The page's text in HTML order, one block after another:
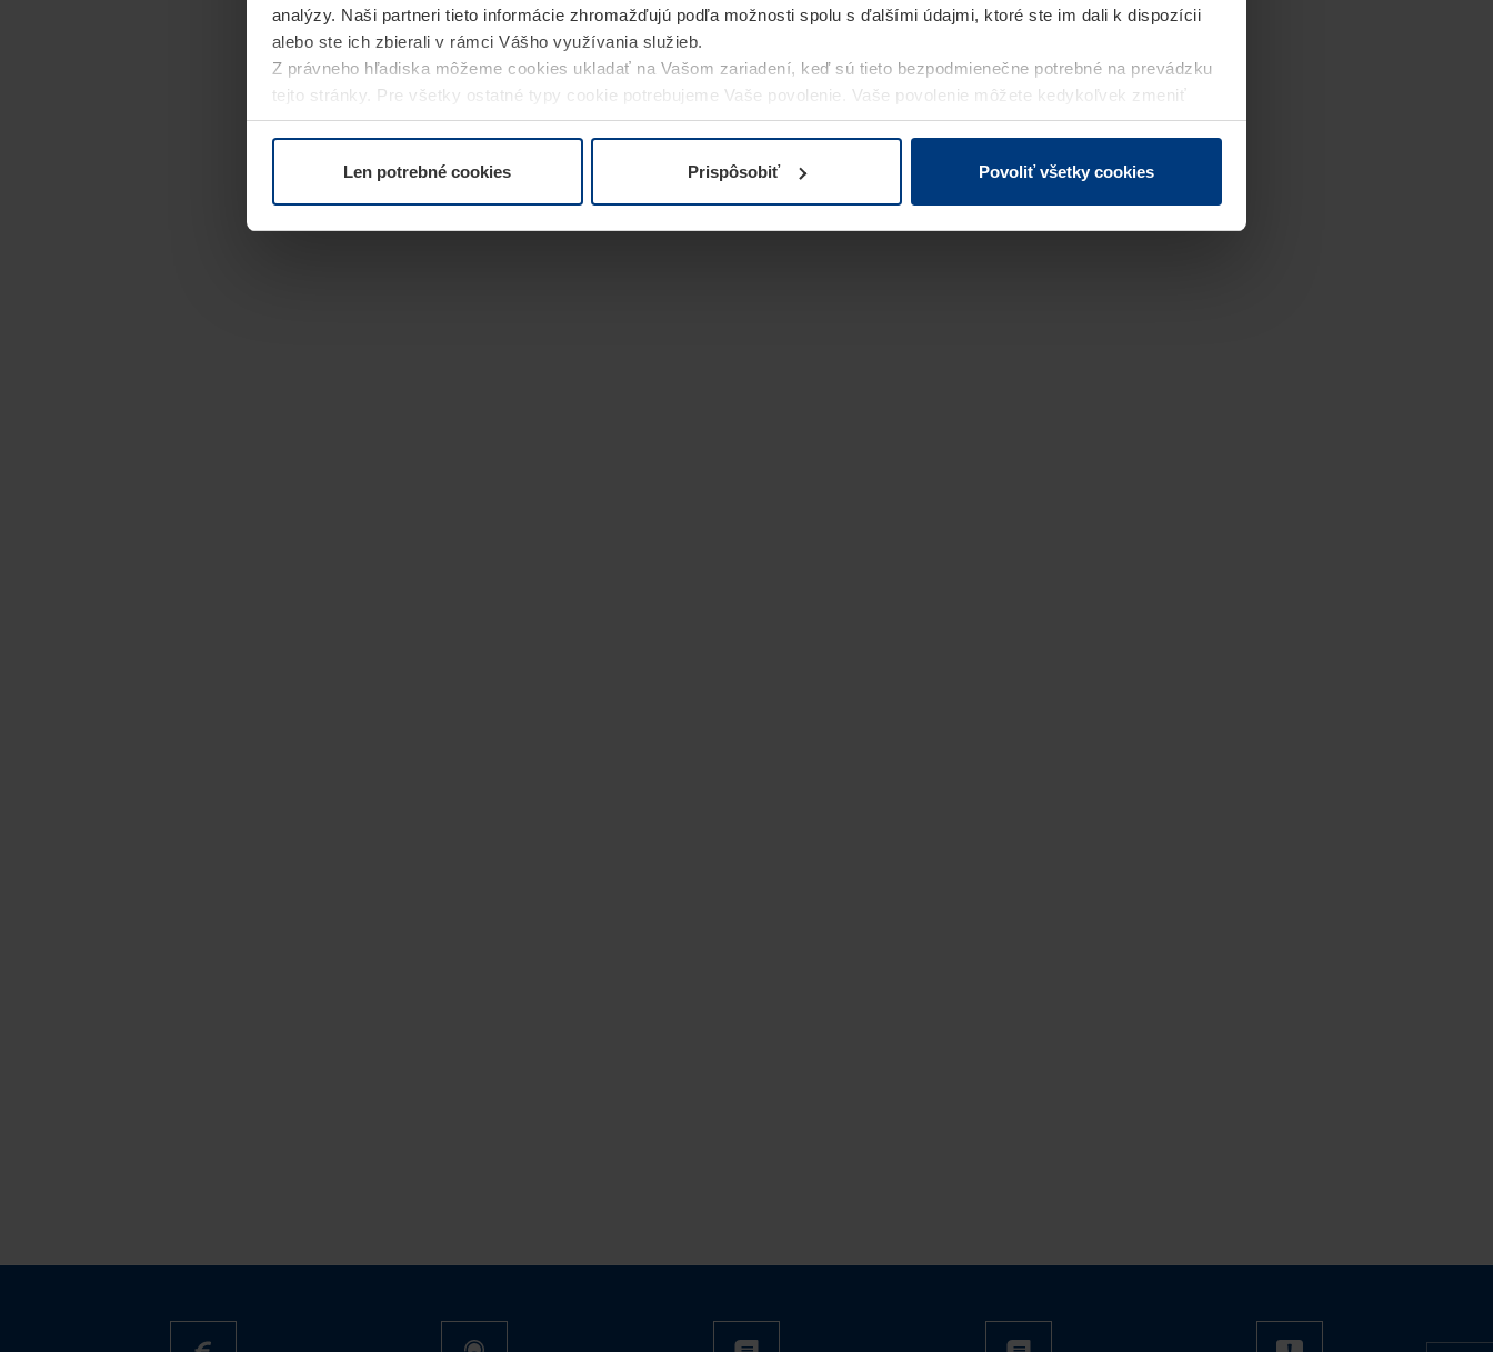
analýzy. Naši partneri tieto informácie zhromažďujú podľa možnosti spolu s ďalšími údajmi, ktoré ste im dali k dispozícii
alebo ste ich zbierali v rámci Vášho využívania služieb.
Z právneho hľadiska môžeme cookies ukladať na Vašom zariadení, keď sú tieto bezpodmienečne potrebné na prevádzku
tejto stránky. Pre všetky ostatné typy cookie potrebujeme Vaše povolenie. Vaše povolenie môžete kedykoľvek zmeniť
alebo odvolať vo vysvetlení cookie na stránkeVyhlásenie o ochrane osobných údajovnašej webovej stránky.
Len potrebné cookies Prispôsobiť Povoliť všetky cookies